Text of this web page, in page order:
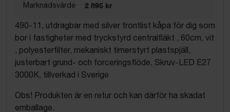
Marknadsvärde 2 895 kr
490-11, utdragbar med silver frontlist kåpa för dig som
bor i fastigheter med tryckstyrd centralfläkt , 60cm, vit
, polyesterfilter, mekaniskt timerstyrt plastspjäll,
justerbart grund- och forceringsflöde, Skruv-LED E27
3000K, tillverkad i Sverige
Obs! Produkten är en retur och kan därför ha skadat
emballage.